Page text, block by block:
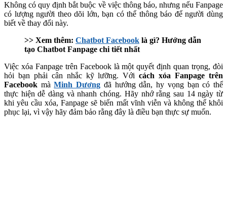
Không có quy định bắt buộc về việc thông báo, nhưng nếu Fanpage
có lượng người theo dõi lớn, bạn có thể thông báo để người dùng
biết về thay đổi này.
>> Xem thêm: Chatbot Facebook là gì? Hướng dẫn
tạo Chatbot Fanpage chi tiết nhất
Việc xóa Fanpage trên Facebook là một quyết định quan trọng, đòi
hỏi bạn phải cân nhắc kỹ lưỡng. Vớicách xóa Fanpage trên
Facebook màMinh Dương đã hướng dẫn, hy vọng bạn có thể
thực hiện dễ dàng và nhanh chóng. Hãy nhớ rằng sau 14 ngày từ
khi yêu cầu xóa, Fanpage sẽ biến mất vĩnh viễn và không thể khôi
phục lại, vì vậy hãy đảm bảo rằng đây là điều bạn thực sự muốn.